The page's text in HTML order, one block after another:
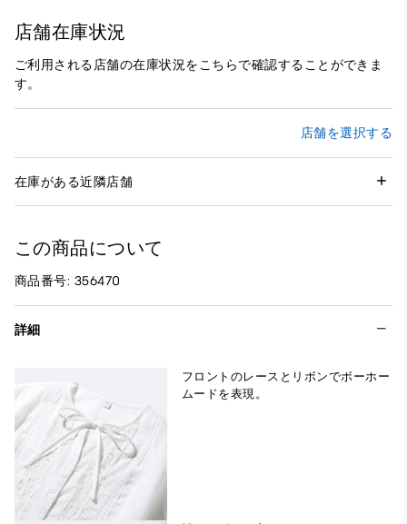
店舗在庫状況
ご利用される店舗の在庫状況をこちらで確認することができま
す。
店舗を選択する
在庫がある近隣店舗
この商品について
商品番号: 356470
詳細
フロントのレースとリボンでボーホー
ムードを表現。